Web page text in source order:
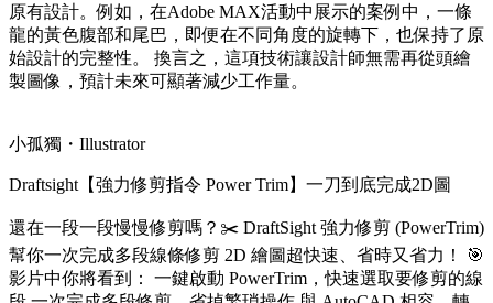
原有設計。例如，在Adobe MAX活動中展示的案例中，一條
龍的黃色腹部和尾巴，即便在不同角度的旋轉下，也保持了原
始設計的完整性。 換言之，這項技術讓設計師無需再從頭繪
製圖像，預計未來可顯著減少工作量。
小孤獨・Illustrator
Draftsight【強力修剪指令 Power Trim】一刀到底完成2D圖
還在一段一段慢慢修剪嗎？✂️ DraftSight 強力修剪 (PowerTrim)
幫你一次完成多段線條修剪 2D 繪圖超快速、省時又省力！ 🎯
影片中你將看到： 一鍵啟動 PowerTrim，快速選取要修剪的線